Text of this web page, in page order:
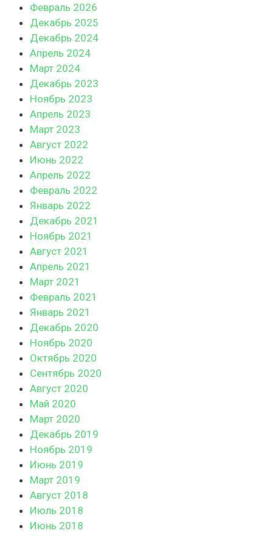
Февраль 2026
Декабрь 2025
Декабрь 2024
Апрель 2024
Март 2024
Декабрь 2023
Ноябрь 2023
Апрель 2023
Март 2023
Август 2022
Июнь 2022
Апрель 2022
Февраль 2022
Январь 2022
Декабрь 2021
Ноябрь 2021
Август 2021
Апрель 2021
Март 2021
Февраль 2021
Январь 2021
Декабрь 2020
Ноябрь 2020
Октябрь 2020
Сентябрь 2020
Август 2020
Май 2020
Март 2020
Декабрь 2019
Ноябрь 2019
Июнь 2019
Март 2019
Август 2018
Июль 2018
Июнь 2018